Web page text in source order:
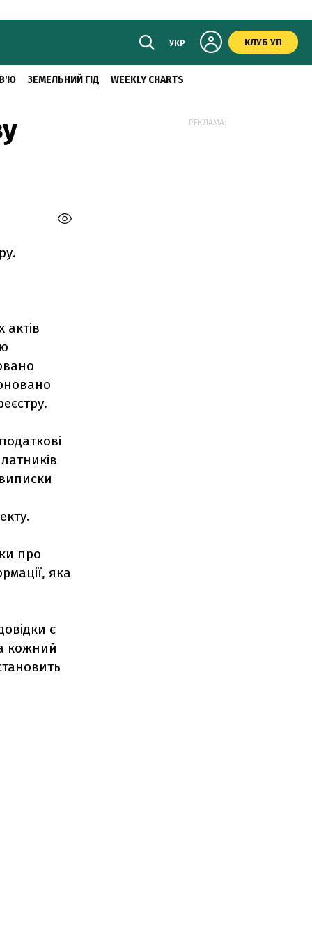
УКР КЛУБ УП
ЗЕМЕЛЬНИЙ ГІД WEEKLY CHARTS
про
яка
є
кожний
РЕКЛАМА: